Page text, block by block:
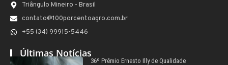
Triângulo Mineiro - Brasil
contato@100porcentoagro.com.br
+55 (34) 99915-5446
Últimas Notícias
36º Prêmio Ernesto Illy de Qualidade